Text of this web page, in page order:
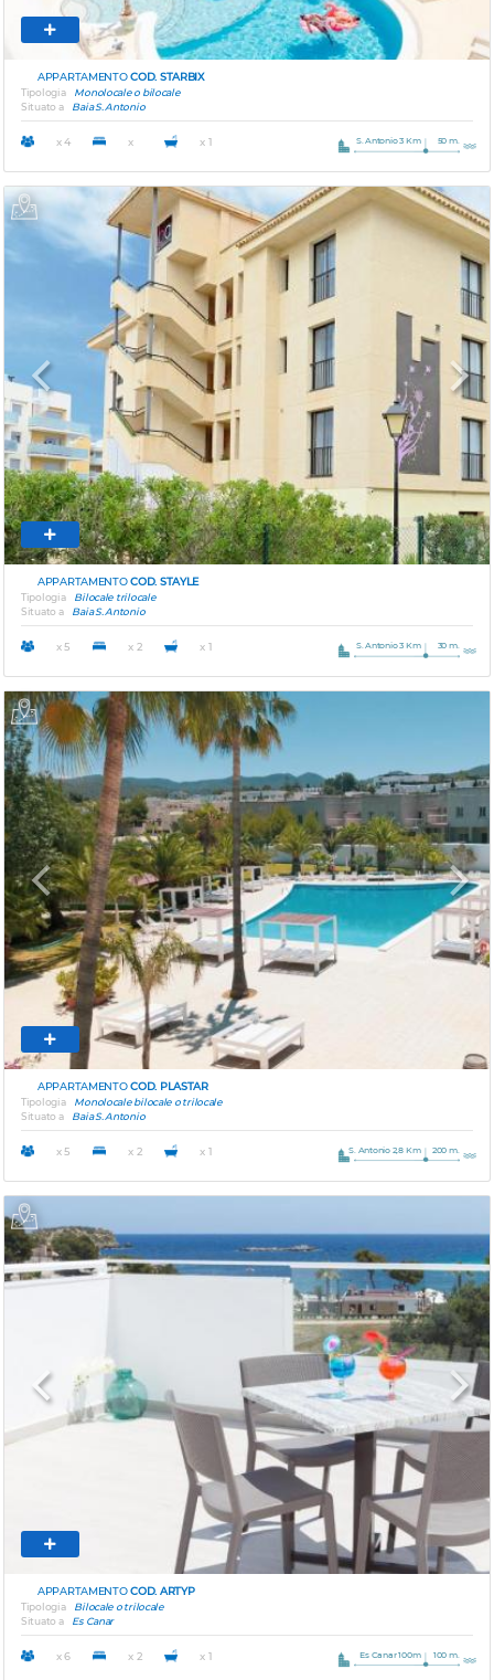
APPARTAMENTOCOD. STARBIX
Tipologia
Monolocale o bilocale
Situato a
Baia S. Antonio
x 4 x x 1 S. Antonio 3 Km 50 m.
Previous Next
APPARTAMENTOCOD. STAYLE
Tipologia
Bilocale trilocale
Situato a
Baia S. Antonio
x 5 x 2 x 1 S. Antonio 3 Km 30 m.
Previous Next
APPARTAMENTOCOD. PLASTAR
Tipologia
Monolocale bilocale o trilocale
Situato a
Baia S. Antonio
x 5 x 2 x 1 S. Antonio 2,8 Km 200 m.
Previous Next
APPARTAMENTOCOD. ARTYP
Tipologia
Bilocale o trilocale
Situato a
Es Canar
x 6 x 2 x 1 Es Canar 100m 100 m.